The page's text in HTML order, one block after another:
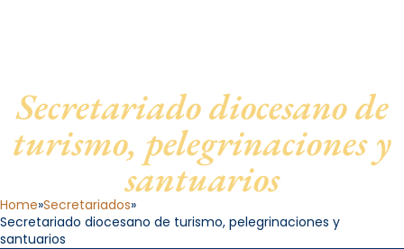
Secretariado diocesano de
turismo, pelegrinaciones y
santuarios
Home Secretariados
Secretariado diocesano de turismo, pelegrinaciones y
santuarios